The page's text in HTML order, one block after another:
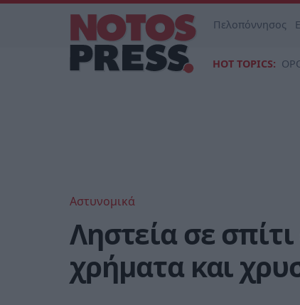
Πελοπόννησος
HOT TOPICS:
Αστυνομικά
Ληστεία σε
χρήματα και